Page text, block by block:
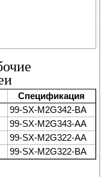
Спецификация
99-SX-M2G342-BA
99-SX-M2G343-AA
99-SX-M2G322-AA
99-SX-M2G322-BA